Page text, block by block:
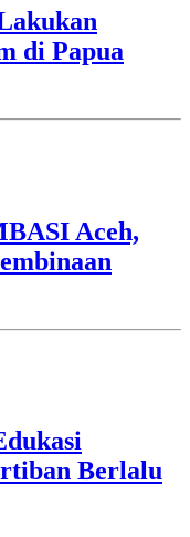
di Papua
Aceh,
Berlalu